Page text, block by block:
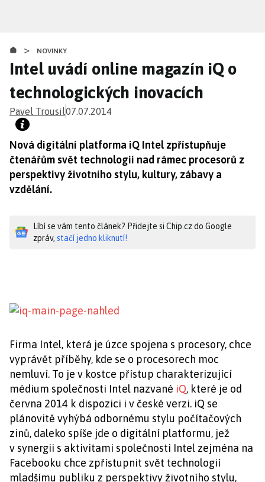
obsahu
> NOVINKY
Intel uvádí online magazín iQ o
technologických inovacích
Pavel Trousil07.07.2014
Nová digitální platforma iQ Intel zpřístupňuje
čtenářům svět technologií nad rámec procesorů z
perspektivy životního stylu, kultury, zábavy a
vzdělání.
Líbí se vám tento článek? Přidejte si Chip.cz do Google
zpráv, stačí jedno kliknutí!
Firma Intel, která je úzce spojena s procesory, chce
vyprávět příběhy, kde se o procesorech moc
nemluví. To je v kostce přístup charakterizující
médium společnosti Intel nazvané iQ, které je od
června 2014 k dispozici i v české verzi. iQ se
plánovitě vyhýbá odbornému stylu počítačových
zinů, daleko spíše jde o digitální platformu, jež
v synergii s aktivitami společnosti Intel zejména na
Facebooku chce zpřístupnit svět technologií
mladšímu publiku z perspektivy životního stylu,